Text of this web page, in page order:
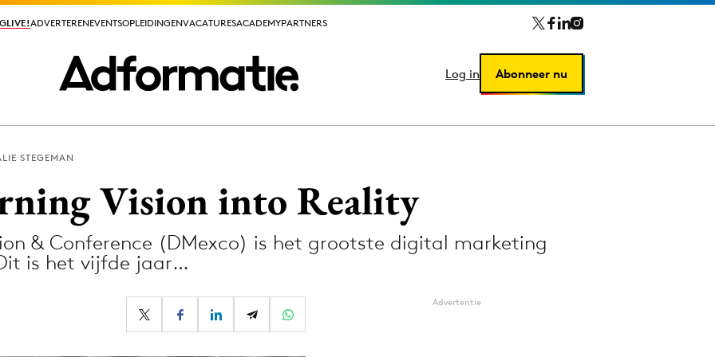
ADVERTERENEVENTSOPLEIDINGENVACATURESACADEMYPARTNERS
Log in Abonneer nu
ADVERTERENEVENTSOPLEIDINGENVACATURESACADEMYPARTNERS
Log in Abonneer nu
Merkstrategie
PR
STEGEMAN
Vision into Reality
& Conference (DMexco) is het grootste digital marketing
is het vijfde jaar…
Advertentie